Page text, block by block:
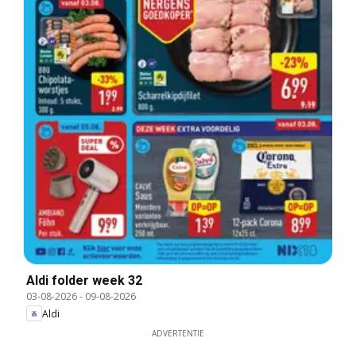
Aldi folder week 32
03-08-2026- 09-08-2026
Aldi
ADVERTENTIE